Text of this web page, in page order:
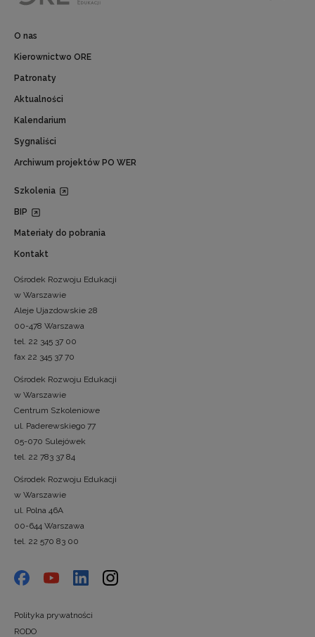
O nas
Kierownictwo ORE
Patronaty
Aktualności
Kalendarium
Sygnaliści
Archiwum projektów PO WER
Szkolenia
BIP
Materiały do pobrania
Kontakt
Ośrodek Rozwoju Edukacji
w Warszawie
Aleje Ujazdowskie 28
00-478 Warszawa
tel. 22 345 37 00
fax 22 345 37 70
Ośrodek Rozwoju Edukacji
w Warszawie
Centrum Szkoleniowe
ul. Paderewskiego 77
05-070 Sulejówek
tel. 22 783 37 84
Ośrodek Rozwoju Edukacji
w Warszawie
ul. Polna 46A
00-644 Warszawa
tel. 22 570 83 00
Polityka prywatności
RODO